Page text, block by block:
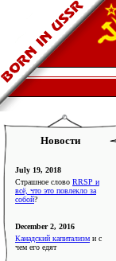
Новости
July 19, 2018
Страшное слово RRSP и
всё, что это повлекло за
собой?
December 2, 2016
Канадский капитализм и с
чем его едят